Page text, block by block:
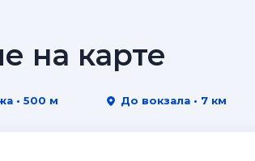
на карте
• 500 м До вокзала • 7 км